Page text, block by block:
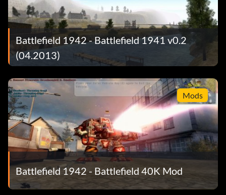
Battlefield 1942 - Battlefield 1941 v0.2
(04.2013)
Mods
Battlefield 1942 - Battlefield 40K Mod